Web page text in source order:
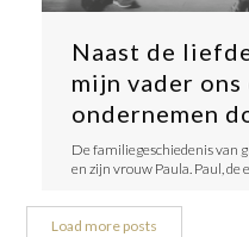
Naast de
mijn vader
ondernemen
De familiegeschiedenis van
en zijn vrouw Paula. Paul, de
Load more posts